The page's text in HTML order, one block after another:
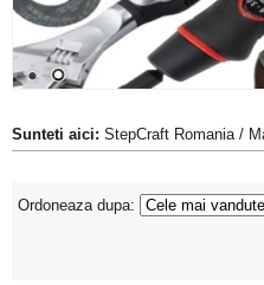
Sunteti aici: StepCraft Romania/
Ordoneaza dupa: